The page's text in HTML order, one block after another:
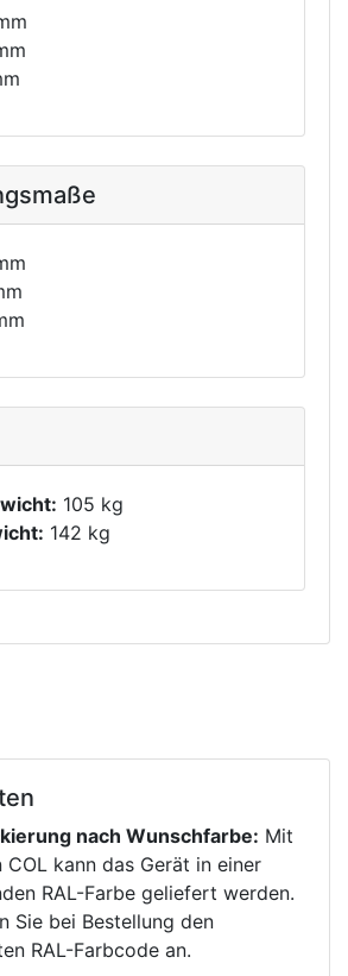
105 kg
142 kg
nach Wunschfarbe: Mit
kann das Gerät in einer
RAL-Farbe geliefert werden.
Sie bei Bestellung den
RAL-Farbcode an.